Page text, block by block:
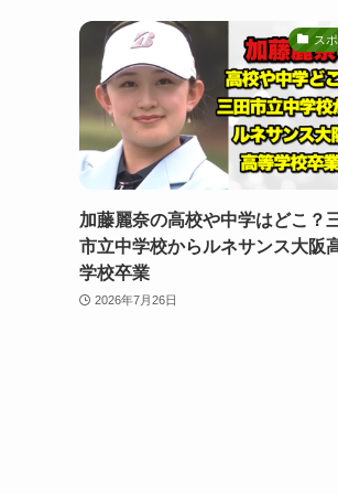
ス
加藤麗奈の高校や中学はどこ？
市立中学校からルネサンス大阪
学校卒業
2026年7月26日